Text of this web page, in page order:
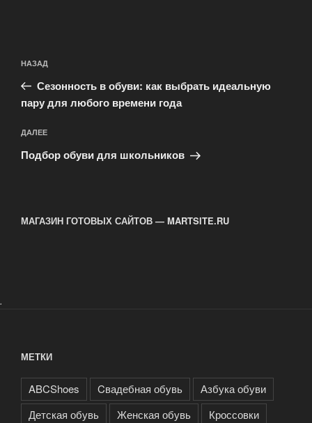
по
записям
Предыдущая
запись:
НАЗАД
Сезонность в обуви: как выбрать идеальную
пару для любого времени года
Следующая
запись
ДАЛЕЕ
Подбор обуви для школьников
МАГАЗИН ГОТОВЫХ САЙТОВ — MARTSITE.RU
.
МЕТКИ
ABCShoes Cвадебная обувь
Азбука обуви
Детская обувь
Женская обувь
Кроссовки